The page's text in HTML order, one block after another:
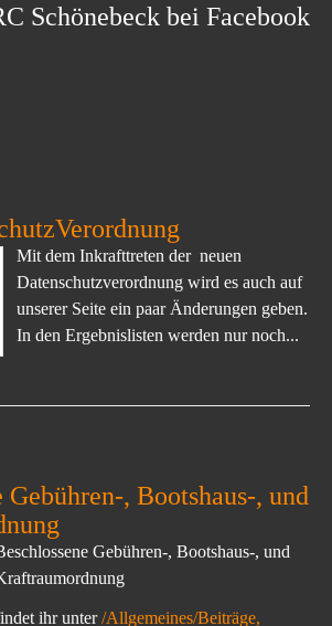
Schönebeck bei Facebook
Mit dem Inkrafttreten der neuen
Datenschutzverordnung wird es auch auf
unserer Seite ein paar Änderungen geben.
In den Ergebnislisten werden nur noch...
Gebühren-, Bootshaus-, und
Gebühren-, Bootshaus-, und
ihr unter/Allgemeines/Beiträge,